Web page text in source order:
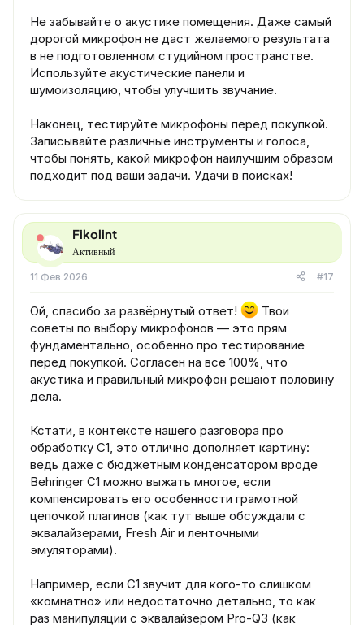
Не забывайте о акустике помещения. Даже самый
дорогой микрофон не даст желаемого результата
в не подготовленном студийном пространстве.
Используйте акустические панели и
шумоизоляцию, чтобы улучшить звучание.
Наконец, тестируйте микрофоны перед покупкой.
Записывайте различные инструменты и голоса,
чтобы понять, какой микрофон наилучшим образом
подходит под ваши задачи. Удачи в поисках!
Fikolint
Активный
11 Фев 2026 #17
Ой, спасибо за развёрнутый ответ!
Твои
советы по выбору микрофонов — это прям
фундаментально, особенно про тестирование
перед покупкой. Согласен на все 100%, что
акустика и правильный микрофон решают половину
дела.
Кстати, в контексте нашего разговора про
обработку C1, это отлично дополняет картину:
ведь даже с бюджетным конденсатором вроде
Behringer C1 можно выжать многое, если
компенсировать его особенности грамотной
цепочкой плагинов (как тут выше обсуждали с
эквалайзерами, Fresh Air и ленточными
эмуляторами).
Например, если C1 звучит для кого-то слишком
«комнатно» или недостаточно детально, то как
раз манипуляции с эквалайзером Pro-Q3 (как